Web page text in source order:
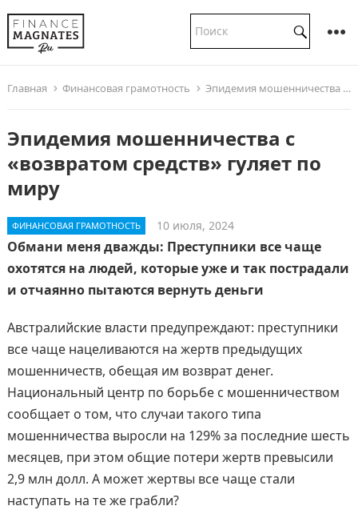
Главная Финансовая грамотность Эпидемия мошенничества с «возвратом средств» гуляет по миру
Эпидемия мошенничества с
«возвратом средств» гуляет по
миру
ФИНАНСОВАЯ ГРАМОТНОСТЬ 10 июля, 2024
Обмани меня дважды: Преступники все чаще
охотятся на людей, которые уже и так пострадали
и отчаянно пытаются вернуть деньги
Австралийские власти предупреждают: преступники
все чаще нацеливаются на жертв предыдущих
мошенничеств, обещая им возврат денег.
Национальный центр по борьбе с мошенничеством
сообщает о том, что случаи такого типа
мошенничества выросли на 129% за последние шесть
месяцев, при этом общие потери жертв превысили
2,9 млн долл. А может жертвы все чаще стали
наступать на те же грабли?